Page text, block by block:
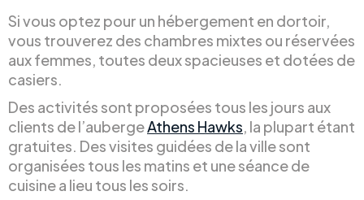
Si vous optez pour un hébergement en dortoir,
vous trouverez des chambres mixtes ou réservées
aux femmes, toutes deux spacieuses et dotées de
casiers.
Des activités sont proposées tous les jours aux
clients de l’aubergeAthens Hawks, la plupart étant
gratuites. Des visites guidées de la ville sont
organisées tous les matins et une séance de
cuisine a lieu tous les soirs.